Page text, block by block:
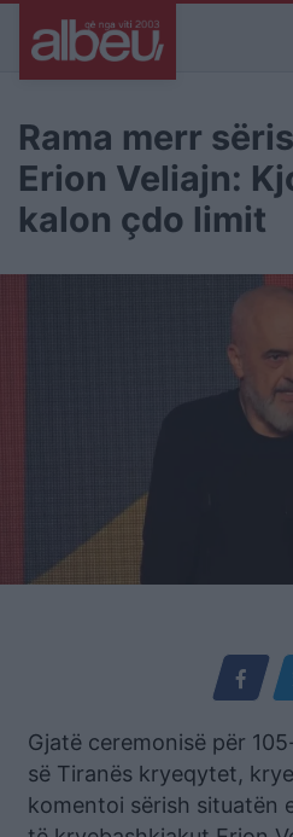
Rama merr
Erion Veliajn:
kalon çdo limit
Gjatë ceremonisë për
së Tiranës kryeqytet,
komentoi sërish situatën